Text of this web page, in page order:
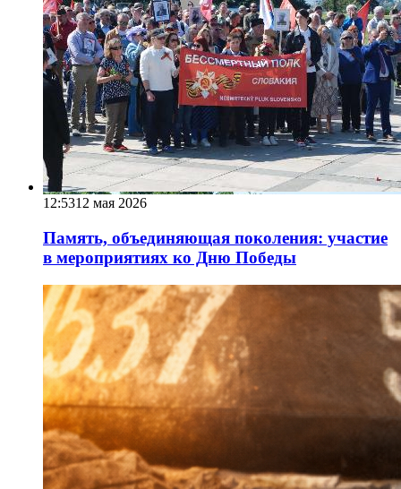
12:5312 мая 2026
Память, объединяющая поколения: участие
в мероприятиях ко Дню Победы